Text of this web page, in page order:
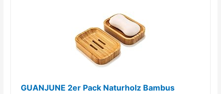
GUANJUNE 2er Pack Naturholz Bambus